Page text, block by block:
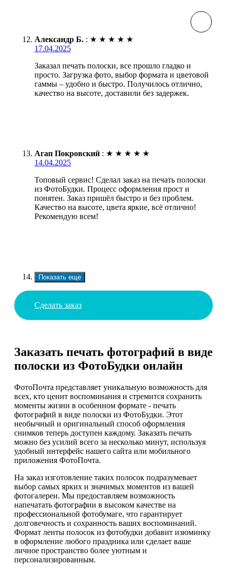
Александр Б. : ★ ★ ★ ★ ★
17.04.2025
Заказал печать полоски, все прошло гладко и
просто. Загрузка фото, выбор формата и цветовой
гаммы – удобно и быстро. Получилось отлично,
качество на высоте, доставили без задержек.
Агап Покровский : ★ ★ ★ ★ ★
14.04.2025
Топовый сервис! Сделал заказ на печать полоски
из ФотоБудки. Процесс оформления прост и
понятен. Заказ пришёл быстро и без проблем.
Качество на высоте, цвета яркие, всё отлично!
Рекомендую всем!
Показать еще
Сделать заказ
Заказать печать фотографий в виде
полоски из ФотоБудки онлайн
ФотоПочта представляет уникальную возможность для
всех, кто ценит воспоминания и стремится сохранить
моменты жизни в особенном формате - печать
фотографий в виде полоски из ФотоБудки. Этот
необычный и оригинальный способ оформления
снимков теперь доступен каждому. Заказать печать
можно без усилий всего за несколько минут, используя
удобный интерфейс нашего сайта или мобильного
приложения ФотоПочта.
На заказ изготовление таких полосок подразумевает
выбор самых ярких и значимых моментов из вашей
фотогалереи. Мы предоставляем возможность
напечатать фотографии в высоком качестве на
профессиональной фотобумаге, что гарантирует
долговечность и сохранность ваших воспоминаний.
Формат ленты полосок из фотобудки добавит изюминку
в оформление любого праздника или сделает ваше
личное пространство более уютным и
персонализированным.